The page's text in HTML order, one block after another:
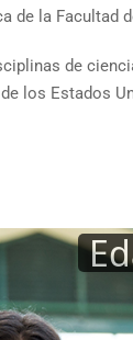
de la Facultad
de
los Estados